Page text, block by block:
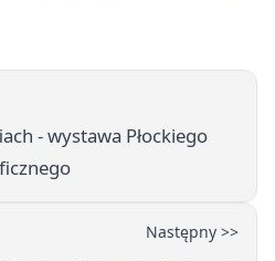
- wystawa Płockiego
Następny >>